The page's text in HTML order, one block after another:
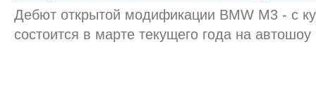
Дебют открытой модификации BMW M3 - с
состоится в марте текущего года на